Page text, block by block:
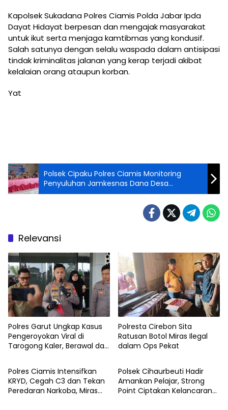
Kapolsek Sukadana Polres Ciamis Polda Jabar Ipda
Dayat Hidayat berpesan dan mengajak masyarakat
untuk ikut serta menjaga kamtibmas yang kondusif.
Salah satunya dengan selalu waspada dalam antisipasi
tindak kriminalitas jalanan yang kerap terjadi akibat
kelalaian orang ataupun korban.
Yat
Polsek Cipaku Polres Ciamis Monitoring
Penyuluhan Jamkesnas Dana Desa
Selamanik
Relevansi
Polres Garut Ungkap Kasus
Pengeroyokan Viral di
Tarogong Kaler, Berawal dari
Polresta Cirebon Sita
Ratusan Botol Miras Ilegal
dalam Ops Pekat
Polres Ciamis Intensifkan
KRYD, Cegah C3 dan Tekan
Peredaran Narkoba, Miras
Polsek Cihaurbeuti Hadir
Amankan Pelajar, Strong
Point Ciptakan Kelancaran